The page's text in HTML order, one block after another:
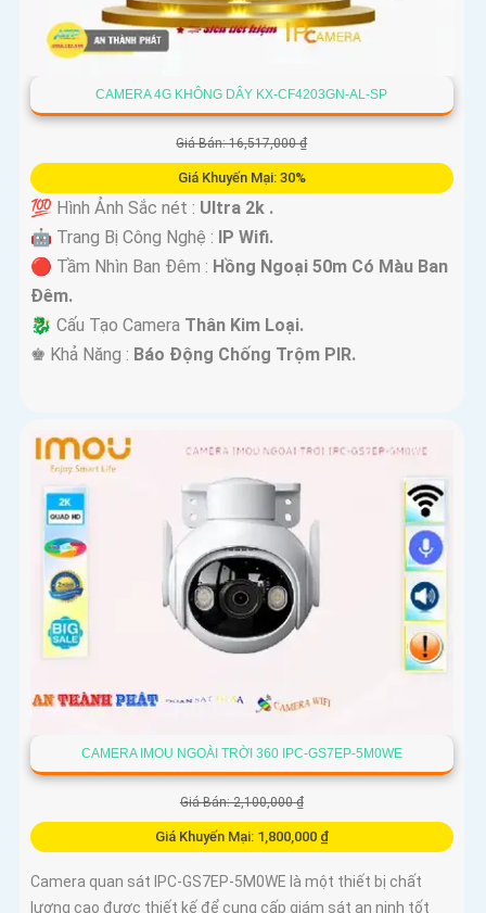
CAMERA 4G KHÔNG DÂY KX-CF4203GN-AL-SP
Giá Bán: 16,517,000 ₫
Giá Khuyến Mại: 30%
💯 Hình Ảnh Sắc nét : Ultra 2k .
🤖️ Trang Bị Công Nghệ :
IP Wifi.
🔴 Tầm Nhìn Ban Đêm : Hồng Ngoại 50m Có Màu Ban
Đêm.
🐉️ Cấu Tạo Camera Thân Kim Loại.
️♚ Khả Năng : Báo Động Chống Trộm PIR.
CAMERA IMOU NGOÀI TRỜI 360 IPC-GS7EP-5M0WE
Giá Bán: 2,100,000 ₫
Giá Khuyến Mại: 1,800,000 ₫
Camera quan sát IPC-GS7EP-5M0WE là một thiết bị chất
lượng cao được thiết kế để cung cấp giám sát an ninh tốt